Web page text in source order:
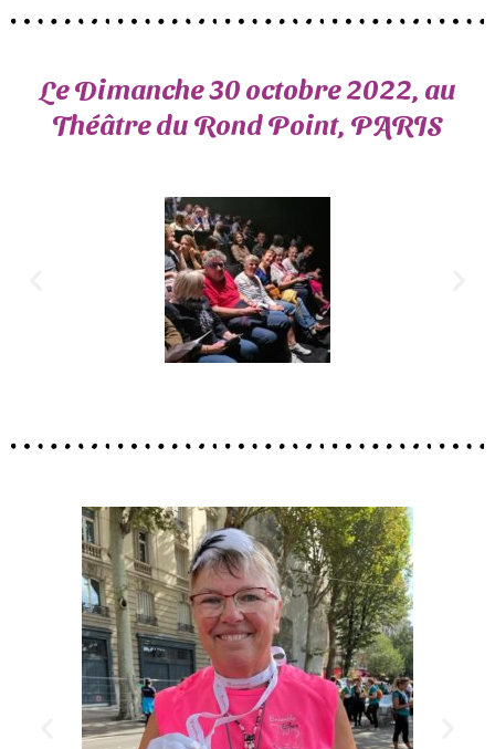
Le Dimanche 30 octobre 2022, au
Théâtre du Rond Point, PARIS